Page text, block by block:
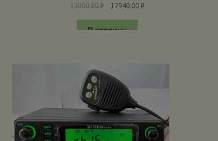
13000.00₽ 12940.00 ₽
В корзину